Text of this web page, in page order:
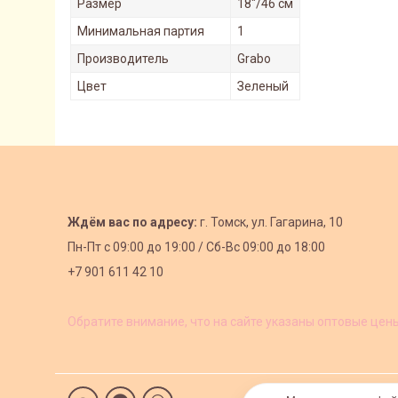
Размер
18"/46 см
Минимальная партия
1
Производитель
Grabo
Цвет
Зеленый
Ждём вас по адресу: г. Томск, ул. Гагарина, 10
Пн-Пт с09:00 до 19:00 /Сб-Вс 09:00 до 18:00
+7 901 611 42 10
Обратите внимание, что на сайте указаны оптовые